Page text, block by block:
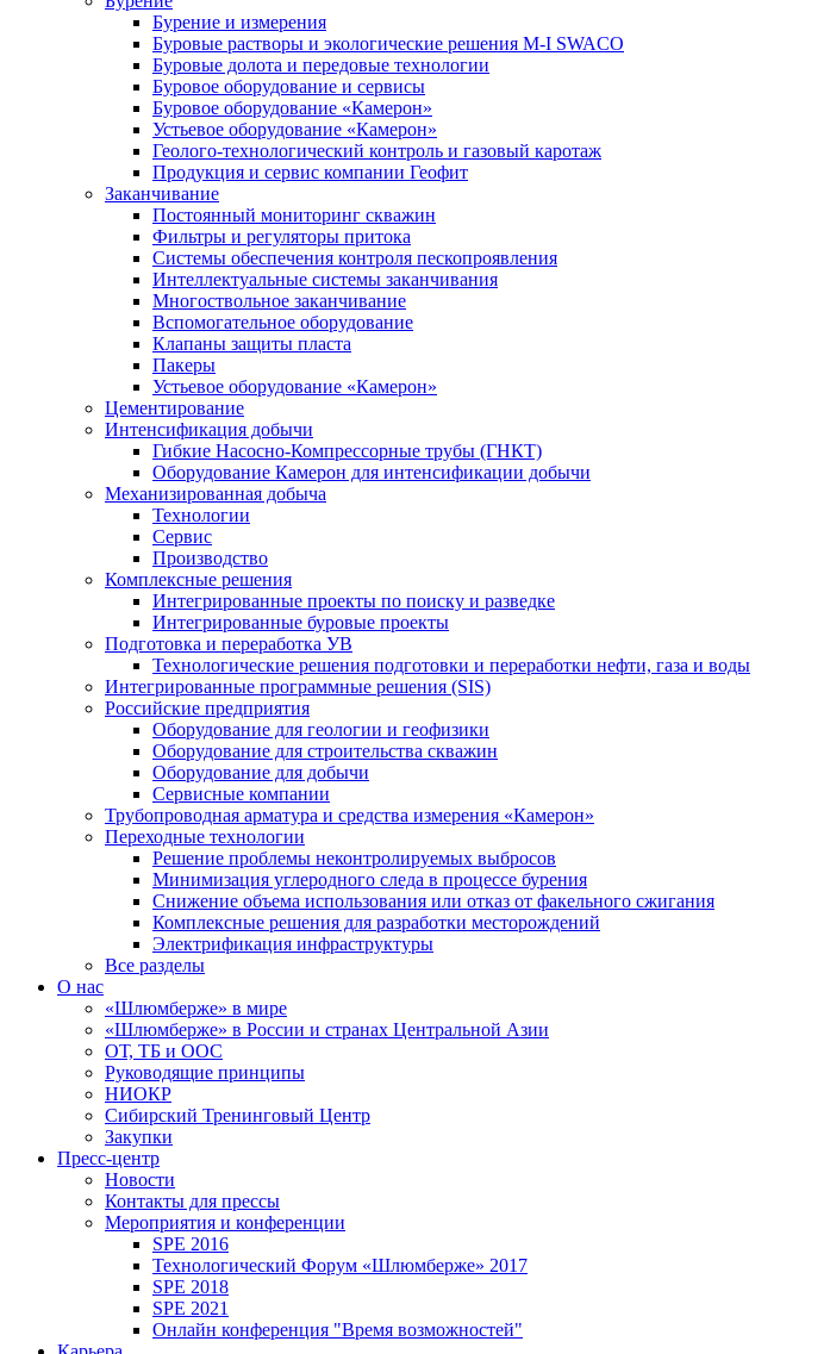
Бурение и измерения
Буровые растворы и экологические решения M-I SWACO
Буровые долота и передовые технологии
Буровое оборудование и сервисы
Буровое оборудование «Камерон»
Устьевое оборудование «Камерон»
Геолого-технологический контроль и газовый каротаж
Продукция и сервис компании Геофит
Заканчивание
Постоянный мониторинг скважин
Фильтры и регуляторы притока
Cистемы обеспечения контроля пескопроявления
Интеллектуальные системы заканчивания
Многоствольное заканчивание
Вспомогательное оборудование
Клапаны защиты пласта
Пакеры
Устьевое оборудование «Камерон»
Цементирование
Интенсификация добычи
Гибкие Насосно-Компрессорные трубы (ГНКТ)
Оборудование Камерон для интенсификации добычи
Механизированная добыча
Технологии
Сервис
Производство
Комплексные решения
Интегрированные проекты по поиску и разведке
Интегрированные буровые проекты
Подготовка и переработка УВ
Технологические решения подготовки и переработки нефти, газа и воды
Интегрированные программные решения (SIS)
Российские предприятия
Оборудование для геологии и геофизики
Оборудование для строительства скважин
Оборудование для добычи
Сервисные компании
Трубопроводная арматура и средства измерения «Камерон»
Переходные технологии
Решение проблемы неконтролируемых выбросов
Минимизация углеродного следа в процессе бурения
Снижение объема использования или отказ от факельного сжигания
Комплексные решения для разработки месторождений
Электрификация инфраструктуры
Все разделы
О нас
«Шлюмберже» в мире
«Шлюмберже» в России и странах Центральной Азии
ОТ, ТБ и ООС
Руководящие принципы
НИОКР
Сибирский Тренинговый Центр
Закупки
Пресс-центр
Новости
Контакты для прессы
Мероприятия и конференции
SPE 2016
Технологический Форум «Шлюмберже» 2017
SPE 2018
SPE 2021
Онлайн конференция "Время возможностей"